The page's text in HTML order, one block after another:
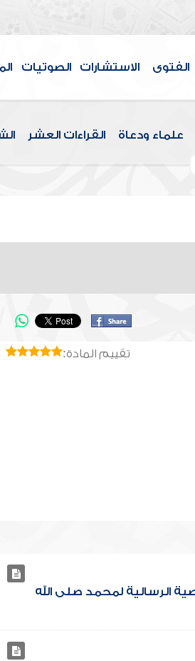
الفتوى الاستشارات الصوتيات
علماء ودعاة القراءات العشر
تقييم المادة:
الرسالية لمحمد صلى الله